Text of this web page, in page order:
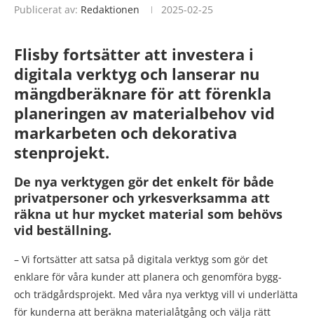
Publicerat av: Redaktionen 2025-02-25
Flisby fortsätter att investera i
digitala verktyg och lanserar nu
mängdberäknare för att förenkla
planeringen av materialbehov vid
markarbeten och dekorativa
stenprojekt.
De nya verktygen gör det enkelt för både
privatpersoner och yrkesverksamma att
räkna ut hur mycket material som behövs
vid beställning.
– Vi fortsätter att satsa på digitala verktyg som gör det
enklare för våra kunder att planera och genomföra bygg-
och trädgårdsprojekt. Med våra nya verktyg vill vi underlätta
för kunderna att beräkna materialåtgång och välja rätt